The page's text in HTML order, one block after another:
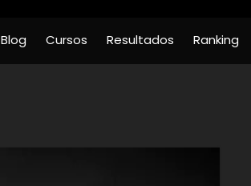
Blog Cursos Resultados Ranking